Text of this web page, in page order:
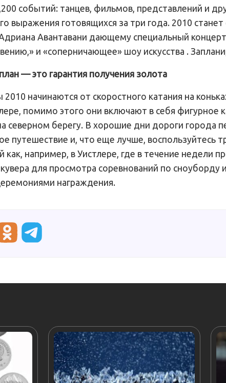
событий: танцев, фильмов, представлений и
выражения готовящихся за три года. 2010
Aвантавани дающему специальный
и «соперничающее» шоу искусства .
— это гарантия получения золота
начинаются от скоростного катания на
помимо этого они включают в себя фигурное
северном берегу. В хорошие дни дороги города
путешествие и, что еще лучше, воспользуйтесь
как, например, в Уистлере, где в течение недели
для просмотра соревнований по сноуборду
награждения.